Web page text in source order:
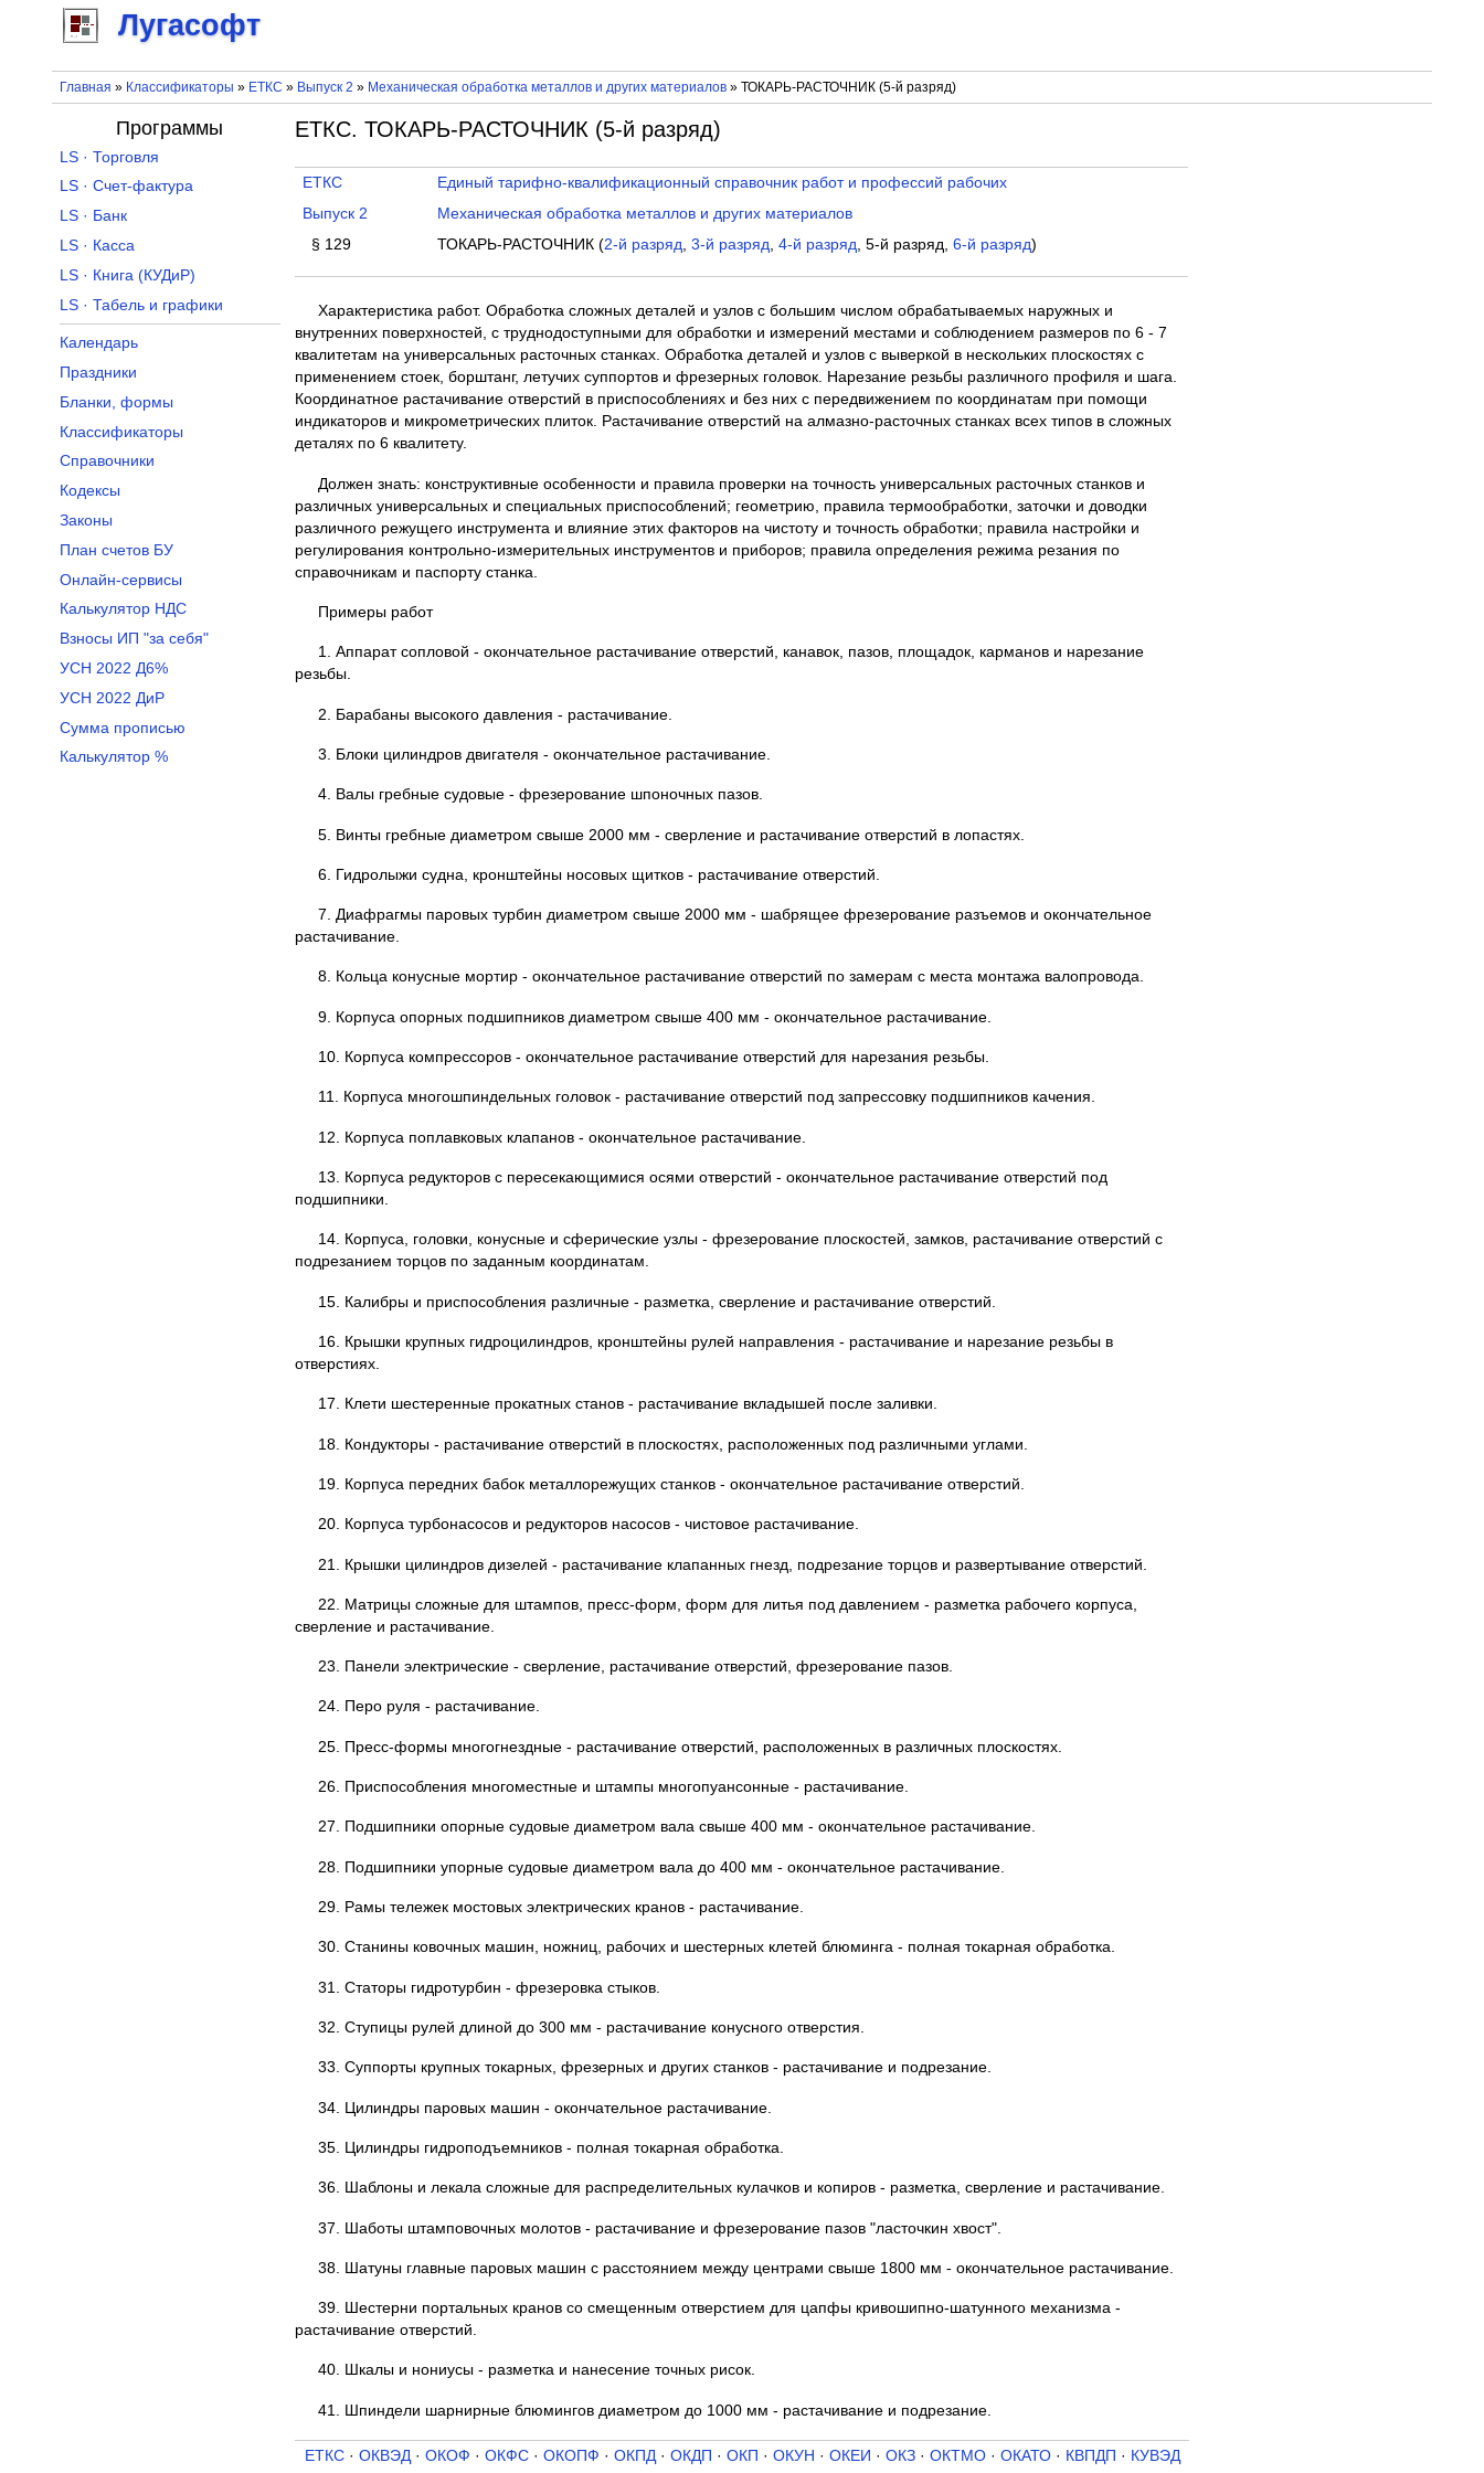
Лугасофт
Главная » Классификаторы » ЕТКС » Выпуск 2 » Механическая обработка металлов и других материалов» ТОКАРЬ-РАСТОЧНИК (5-й разряд)
ЕТКС. ТОКАРЬ-РАСТОЧНИК (5-й разряд)
ЕТКС
Единый тарифно-квалификационный справочник работ и профессий рабочих
Выпуск 2
Механическая обработка металлов и других материалов
§ 129
ТОКАРЬ-РАСТОЧНИК (2-й разряд,3-й разряд,4-й разряд, 5-й разряд,6-й разряд)
Характеристика работ. Обработка сложных деталей и узлов с большим числом обрабатываемых наружных и
внутренних поверхностей, с труднодоступными для обработки и измерений местами и соблюдением размеров по 6 - 7
квалитетам на универсальных расточных станках. Обработка деталей и узлов с выверкой в нескольких плоскостях с
применением стоек, борштанг, летучих суппортов и фрезерных головок. Нарезание резьбы различного профиля и шага.
Координатное растачивание отверстий в приспособлениях и без них с передвижением по координатам при помощи
индикаторов и микрометрических плиток. Растачивание отверстий на алмазно-расточных станках всех типов в сложных
деталях по 6 квалитету.
Должен знать: конструктивные особенности и правила проверки на точность универсальных расточных станков и
различных универсальных и специальных приспособлений; геометрию, правила термообработки, заточки и доводки
различного режущего инструмента и влияние этих факторов на чистоту и точность обработки; правила настройки и
регулирования контрольно-измерительных инструментов и приборов; правила определения режима резания по
справочникам и паспорту станка.
Примеры работ
1. Аппарат сопловой - окончательное растачивание отверстий, канавок, пазов, площадок, карманов и нарезание
резьбы.
2. Барабаны высокого давления - растачивание.
3. Блоки цилиндров двигателя - окончательное растачивание.
4. Валы гребные судовые - фрезерование шпоночных пазов.
5. Винты гребные диаметром свыше 2000 мм - сверление и растачивание отверстий в лопастях.
6. Гидролыжи судна, кронштейны носовых щитков - растачивание отверстий.
7. Диафрагмы паровых турбин диаметром свыше 2000 мм - шабрящее фрезерование разъемов и окончательное
растачивание.
8. Кольца конусные мортир - окончательное растачивание отверстий по замерам с места монтажа валопровода.
9. Корпуса опорных подшипников диаметром свыше 400 мм - окончательное растачивание.
10. Корпуса компрессоров - окончательное растачивание отверстий для нарезания резьбы.
11. Корпуса многошпиндельных головок - растачивание отверстий под запрессовку подшипников качения.
12. Корпуса поплавковых клапанов - окончательное растачивание.
13. Корпуса редукторов с пересекающимися осями отверстий - окончательное растачивание отверстий под
подшипники.
14. Корпуса, головки, конусные и сферические узлы - фрезерование плоскостей, замков, растачивание отверстий с
подрезанием торцов по заданным координатам.
15. Калибры и приспособления различные - разметка, сверление и растачивание отверстий.
16. Крышки крупных гидроцилиндров, кронштейны рулей направления - растачивание и нарезание резьбы в
отверстиях.
17. Клети шестеренные прокатных станов - растачивание вкладышей после заливки.
18. Кондукторы - растачивание отверстий в плоскостях, расположенных под различными углами.
19. Корпуса передних бабок металлорежущих станков - окончательное растачивание отверстий.
20. Корпуса турбонасосов и редукторов насосов - чистовое растачивание.
21. Крышки цилиндров дизелей - растачивание клапанных гнезд, подрезание торцов и развертывание отверстий.
22. Матрицы сложные для штампов, пресс-форм, форм для литья под давлением - разметка рабочего корпуса,
сверление и растачивание.
23. Панели электрические - сверление, растачивание отверстий, фрезерование пазов.
24. Перо руля - растачивание.
25. Пресс-формы многогнездные - растачивание отверстий, расположенных в различных плоскостях.
26. Приспособления многоместные и штампы многопуансонные - растачивание.
27. Подшипники опорные судовые диаметром вала свыше 400 мм - окончательное растачивание.
28. Подшипники упорные судовые диаметром вала до 400 мм - окончательное растачивание.
29. Рамы тележек мостовых электрических кранов - растачивание.
30. Станины ковочных машин, ножниц, рабочих и шестерных клетей блюминга - полная токарная обработка.
31. Статоры гидротурбин - фрезеровка стыков.
32. Ступицы рулей длиной до 300 мм - растачивание конусного отверстия.
33. Суппорты крупных токарных, фрезерных и других станков - растачивание и подрезание.
34. Цилиндры паровых машин - окончательное растачивание.
35. Цилиндры гидроподъемников - полная токарная обработка.
36. Шаблоны и лекала сложные для распределительных кулачков и копиров - разметка, сверление и растачивание.
37. Шаботы штамповочных молотов - растачивание и фрезерование пазов "ласточкин хвост".
38. Шатуны главные паровых машин с расстоянием между центрами свыше 1800 мм - окончательное растачивание.
39. Шестерни портальных кранов со смещенным отверстием для цапфы кривошипно-шатунного механизма -
растачивание отверстий.
40. Шкалы и нониусы - разметка и нанесение точных рисок.
41. Шпиндели шарнирные блюмингов диаметром до 1000 мм - растачивание и подрезание.
ЕТКС· ОКВЭД· ОКОФ · ОКФС· ОКОПФ · ОКПД· ОКДП · ОКП · ОКУН · ОКЕИ · ОКЗ· ОКТМО· ОКАТО· КВПДП · КУВЭД
Программы
LS · Торговля
LS · Счет-фактура
LS · Банк
LS · Касса
LS · Книга (КУДиР)
LS · Табель и графики
Календарь
Праздники
Бланки, формы
Классификаторы
Справочники
Кодексы
Законы
План счетов БУ
Онлайн-сервисы
Калькулятор НДС
Взносы ИП "за себя"
УСН 2022 Д6%
УСН 2022 ДиР
Сумма прописью
Калькулятор %